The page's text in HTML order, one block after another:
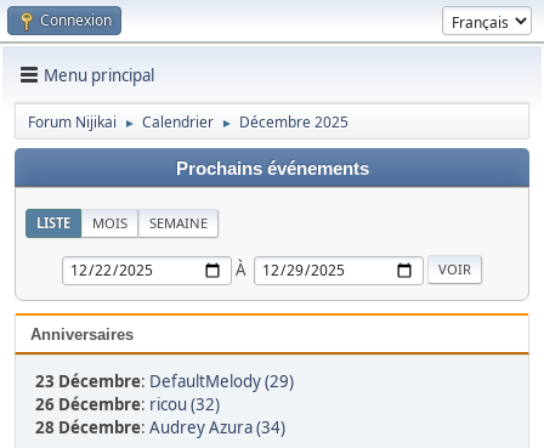
Connexion
Menu principal
Forum Nijikai ► Calendrier ► Décembre 2025
Prochains événements
LISTE MOIS SEMAINE
À
Anniversaires
23 Décembre: DefaultMelody (29)
26 Décembre: ricou (32)
28 Décembre: Audrey Azura (34)